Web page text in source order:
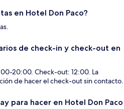
en Hotel Don Paco?
de check-in y check-out en
20:00. Check-out: 12:00. La
de hacer el check-out sin contacto.
para hacer en Hotel Don Paco